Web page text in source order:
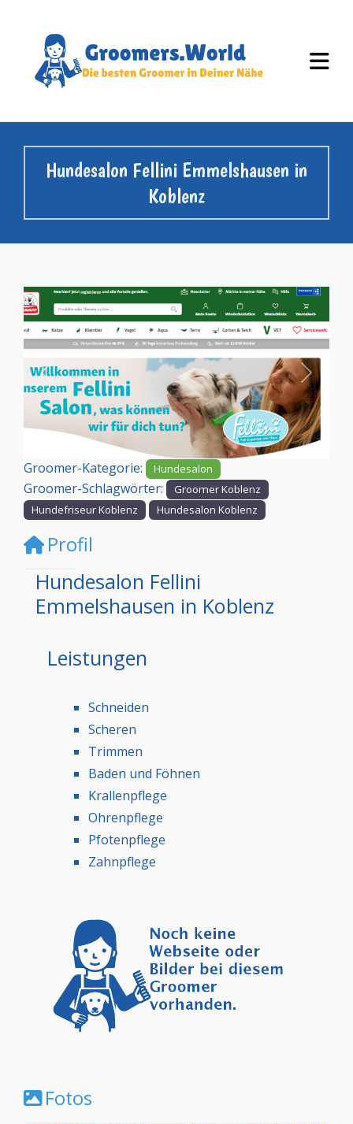
Hundesalon Fellini Emmelshausen in
Koblenz
Vorheriges
Groomer-Kategorie: Hundesalon
Groomer-Schlagwörter:
Groomer Koblenz
Hundefriseur Koblenz
Hundesalon Koblenz
Profil
Hundesalon Fellini
Emmelshausen in Koblenz
Leistungen
Schneiden
Scheren
Trimmen
Baden und Föhnen
Krallenpflege
Ohrenpflege
Pfotenpflege
Zahnpflege
Fotos